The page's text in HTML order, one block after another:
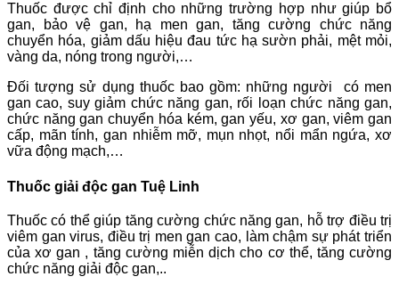
Thuốc được chỉ định cho những trường hợp như giúp bổ
gan, bảo vệ gan, hạ men gan, tăng cường chức năng
chuyển hóa, giảm dấu hiệu đau tức hạ sườn phải, mệt mỏi,
vàng da, nóng trong người,…
Đối tượng sử dụng thuốc bao gồm: những người có men
gan cao, suy giảm chức năng gan, rối loạn chức năng gan,
chức năng gan chuyển hóa kém, gan yếu, xơ gan, viêm gan
cấp, mãn tính, gan nhiễm mỡ, mụn nhọt, nổi mẩn ngứa, xơ
vữa động mạch,…
Thuốc giải độc gan Tuệ Linh
Thuốc có thể giúp tăng cường chức năng gan, hỗ trợ điều trị
viêm gan virus, điều trị men gan cao, làm chậm sự phát triển
của xơ gan , tăng cường miễn dịch cho cơ thể, tăng cường
chức năng giải độc gan,..